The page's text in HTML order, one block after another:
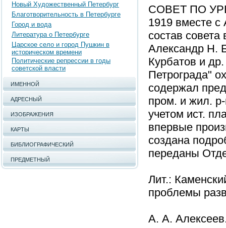
Новый Художественный Петербург
Благотворительность в Петербурге
Город и вода
Литература о Петербурге
Царское село и город Пушкин в
историческом времени
Политические репрессии в годы
советской власти
ИМЕННОЙ
АДРЕСНЫЙ
ИЗОБРАЖЕНИЯ
КАРТЫ
БИБЛИОГРАФИЧЕСКИЙ
ПРЕДМЕТНЫЙ
СОВЕТ ПО
1919 вместе
состав
Александр Н.
Курбатов и
Петрограда"
содержал
пром. и жил.
учетом ист.
впервые
создана
переданы
Лит.:
проблемы
А. А.